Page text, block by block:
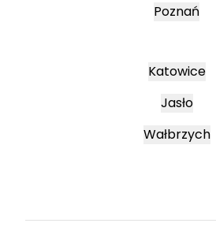
Poznań
Katowice
Jasło
Wałbrzych